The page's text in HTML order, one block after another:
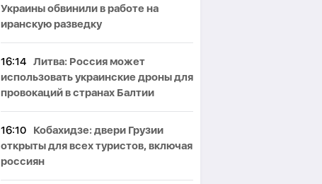
Украины обвинили в работе на
иранскую разведку
16:14 Литва: Россия может
использовать украинские дроны для
провокаций в странах Балтии
16:10
Кобахидзе: двери Грузии
открыты для всех туристов, включая
россиян